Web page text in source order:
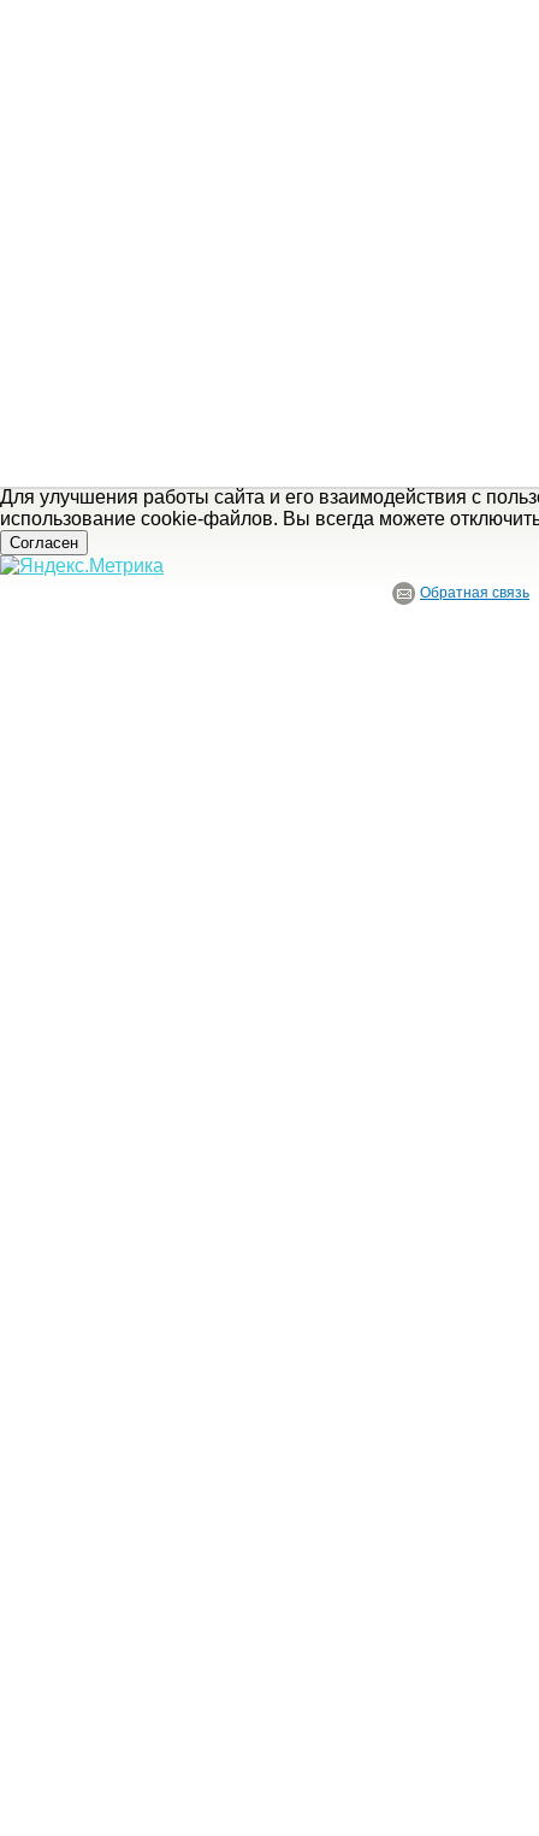
Для улучшения работы сайта и его взаимодействия с
использование cookie-файлов. Вы всегда можете
Согласен
Обратная связь